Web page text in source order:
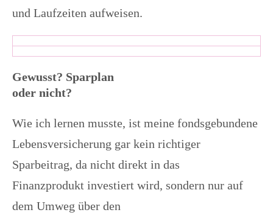
und Laufzeiten aufweisen.
Gewusst? Sparplan
oder nicht?
Wie ich lernen musste, ist meine fondsgebundene
Lebensversicherung gar kein richtiger
Sparbeitrag, da nicht direkt in das
Finanzprodukt investiert wird, sondern nur auf
dem Umweg über den